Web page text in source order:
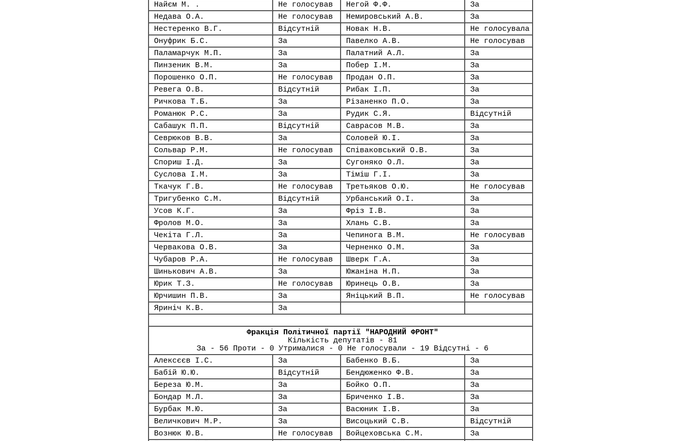
Найєм М. .
Не голосував Негой Ф.Ф.
За
Недава О.А.
Не голосував Немировський А.В.
За
Нестеренко В.Г.
Відсутній Новак Н.В.
Не голосувала
Онуфрик Б.С.
За Павелко А.В.
Не голосував
Паламарчук М.П.
За Палатний А.Л.
За
Пинзеник В.М.
За Побер І.М.
За
Порошенко О.П.
Не голосував Продан О.П.
За
Ревега О.В.
Відсутній Рибак І.П.
За
Ричкова Т.Б.
За Різаненко П.О.
За
Романюк Р.С.
За Рудик С.Я.
Відсутній
Сабашук П.П.
Відсутній Саврасов М.В.
За
Севрюков В.В.
За Соловей Ю.І.
За
Сольвар Р.М.
Не голосував Співаковський О.В.
За
Спориш І.Д.
За Сугоняко О.Л.
За
Суслова І.М.
За Тіміш Г.І.
За
Ткачук Г.В.
Не голосував Третьяков О.Ю.
Не голосував
Тригубенко С.М.
Відсутній Урбанський О.І.
За
Усов К.Г.
За Фріз І.В.
За
Фролов М.О.
За Хлань С.В.
За
Чекіта Г.Л.
За Чепинога В.М.
Не голосував
Червакова О.В.
За Черненко О.М.
За
Чубаров Р.А.
Не голосував Шверк Г.А.
За
Шинькович А.В.
За Южаніна Н.П.
За
Юрик Т.З.
Не голосував Юринець О.В.
За
Юрчишин П.В.
За Яніцький В.П.
Не голосував
Яриніч К.В.
За
Фракція Політичної партії "НАРОДНИЙ ФРОНТ"
Кількість депутатів - 81
За - 56 Проти - 0 Утрималися - 0 Не голосували - 19 Відсутні - 6
Алексєєв І.С.
За Бабенко В.Б.
За
Бабій Ю.Ю.
Відсутній Бендюженко Ф.В.
За
Береза Ю.М.
За Бойко О.П.
За
Бондар М.Л.
За Бриченко І.В.
За
Бурбак М.Ю.
За Васюник І.В.
За
Величкович М.Р.
За Висоцький С.В.
Відсутній
Вознюк Ю.В.
Не голосував Войцеховська С.М.
За